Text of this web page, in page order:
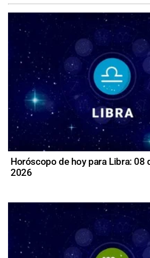
Horóscopo de hoy para Libra: 08
2026